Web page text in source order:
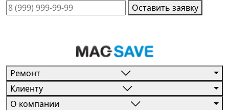
Оставить заявку
Ремонт
Клиенту
О компании